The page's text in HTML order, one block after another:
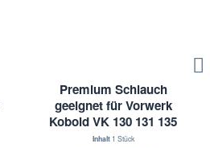
Premium Schlauch
geeignet für Vorwerk
Kobold VK 130 131 135
136 140 150 200
Inhalt 1 Stück